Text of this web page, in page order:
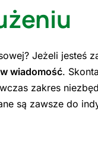
Jeżeli jesteś
wiadomość.
zakres
są zawsze do